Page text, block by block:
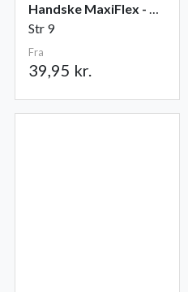
Handske MaxiFlex - Ultimate
Str 9
Fra
39,95 kr.